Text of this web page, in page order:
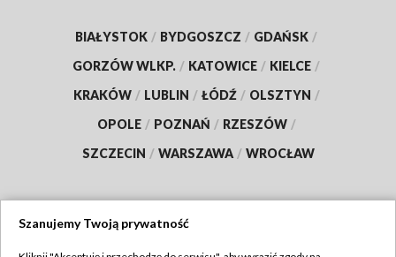
BIAŁYSTOK / BYDGOSZCZ / GDAŃSK /
GORZÓW WLKP. / KATOWICE / KIELCE /
KRAKÓW / LUBLIN / ŁÓDŹ / OLSZTYN /
OPOLE / POZNAŃ / RZESZÓW /
SZCZECIN / WARSZAWA / WROCŁAW
Szanujemy Twoją prywatność